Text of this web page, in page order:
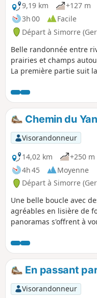
9,19 km
+127 m
3h 00
Facile
Départ à Simorre
Belle randonnée entre
prairies et champs
La première partie suit
bois puis le retour se fait
crêtes avec de beaux
Chemin du
Visorandonneur
14,02 km
+250 m
4h 45
Moyenne
Départ à Simorre
Une belle boucle avec
agréables en lisière de
panoramas s'offrent à
église fortifiée. Sur le
l'artiste japonnais
toit.
En passant
Visorandonneur